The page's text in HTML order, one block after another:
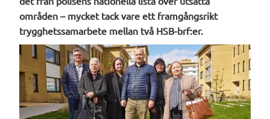
områden – mycket tack vare ett framgångsrikt
trygghetssamarbete mellan två HSB-brf:er.